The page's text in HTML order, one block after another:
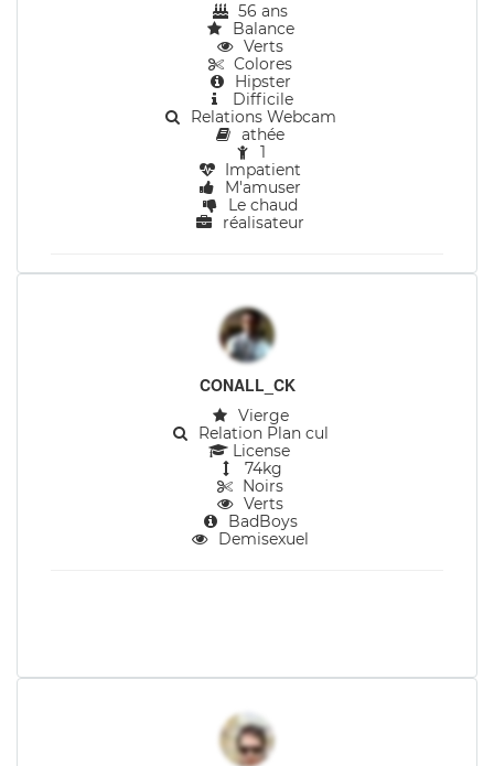
56 ans
Balance
Verts
Colores
Hipster
Difficile
Relations Webcam
athée
1
Impatient
M'amuser
Le chaud
réalisateur
CONALL_CK
Vierge
Relation Plan cul
License
74kg
Noirs
Verts
BadBoys
Demisexuel